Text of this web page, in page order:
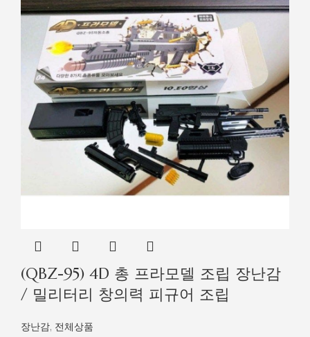
(QBZ-95) 4D 총 프라모델 조립 장난감
/ 밀리터리 창의력 피규어 조립
장난감, 전체상품